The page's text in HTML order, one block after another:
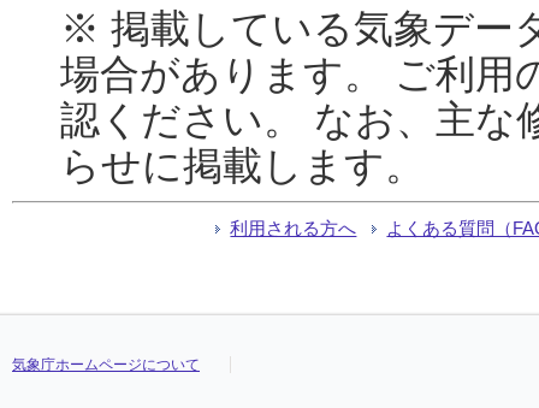
※ 掲載している気象デー
場合があります。 ご利用
認ください。 なお、主な
らせに掲載します。
利用される方へ よくある質問（
気象庁ホームページについて